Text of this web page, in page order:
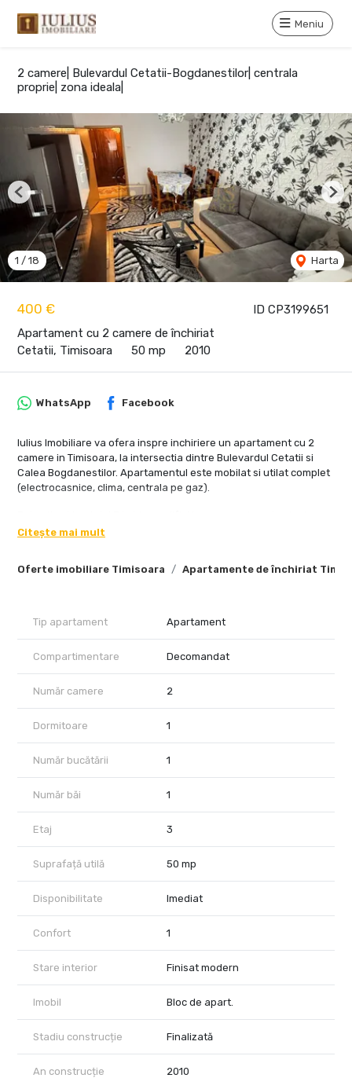
Meniu
2 camere| Bulevardul Cetatii-Bogdanestilor| centrala
proprie| zona ideala|
ID CP3199651
400 €
Apartament cu 2 camere de închiriat
Cetatii, Timisoara
50 mp 2010
1 / 18 Harta
Previous
Oferte imobiliare Timisoara Apartamente de închiriat
WhatsApp Facebook
Iulius Imobiliare va ofera inspre inchiriere un apartament cu 2
camere in Timisoara, la intersectia dintre Bulevardul Cetatii si
Calea Bogdanestilor. Apartamentul este mobilat si utilat complet
(electrocasnice, clima, centrala pe gaz).
companie.
transe). La 100 m se afla Profi, si o farmacie!
Citește mai mult
Tip apartament Apartament
Compartimentare Decomandat
Număr camere 2
Dormitoare 1
Număr bucătării 1
Număr băi 1
Etaj 3
Suprafață utilă 50 mp
Disponibilitate Imediat
Confort 1
Stare interior Finisat modern
Imobil Bloc de apart.
Stadiu construcție Finalizată
An construcție 2010